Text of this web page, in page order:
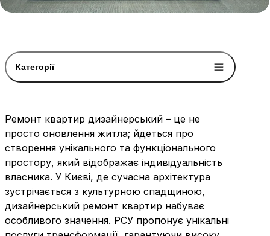
Категорії
Ремонт квартир дизайнерський – це не
просто оновлення житла; йдеться про
створення унікального та функціонального
простору, який відображає індивідуальність
власника. У Києві, де сучасна архітектура
зустрічається з культурною спадщиною,
дизайнерський ремонт квартир набуває
особливого значення. РСУ пропонує унікальні